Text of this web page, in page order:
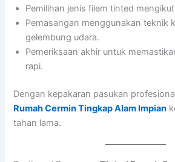
Pemilihan jenis filem tinted
Pemasangan menggunakan teknik
gelembung udara.
Pemeriksaan akhir untuk
rapi.
Dengan kepakaran pasukan
Rumah Cermin Tingkap Alam Impian
tahan lama.